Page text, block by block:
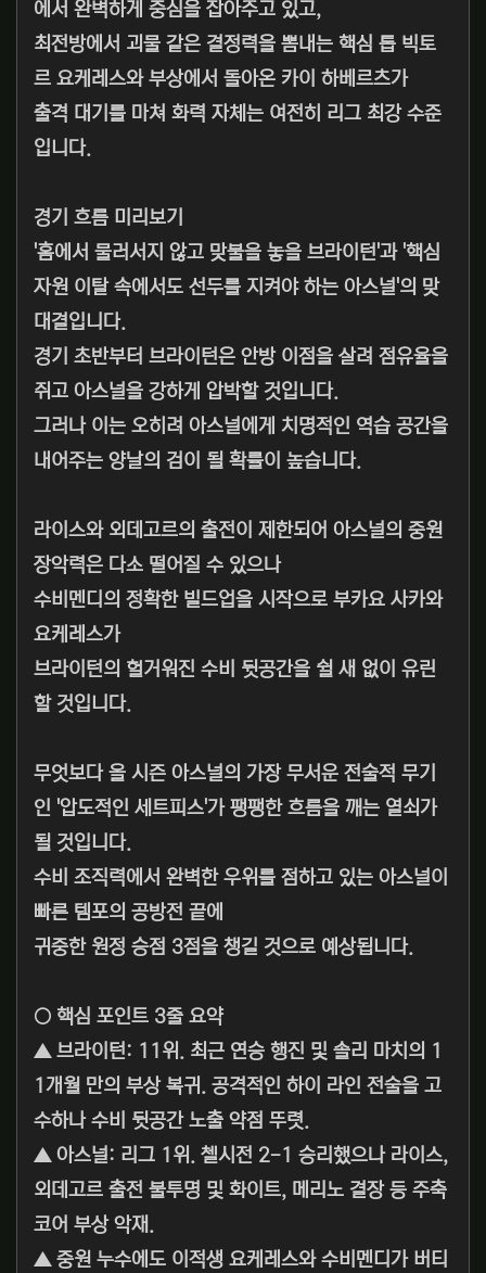
에서 완벽하게 중심을 잡아주고 있고,
최전방에서 괴물 같은 결정력을 뽐내는 핵심 톱 빅토
르 요케레스와 부상에서 돌아온 카이 하베르츠가
출격 대기를 마쳐 화력 자체는 여전히 리그 최강 수준
입니다.
경기 흐름 미리보기
'홈에서 물러서지 않고 맞불을 놓을 브라이턴'과 '핵심
자원 이탈 속에서도 선두를 지켜야 하는 아스널'의 맞
대결입니다.
경기 초반부터 브라이턴은 안방 이점을 살려 점유율을
쥐고 아스널을 강하게 압박할 것입니다.
그러나 이는 오히려 아스널에게 치명적인 역습 공간을
내어주는 양날의 검이 될 확률이 높습니다.
라이스와 외데고르의 출전이 제한되어 아스널의 중원
장악력은 다소 떨어질 수 있으나
수비멘디의 정확한 빌드업을 시작으로 부카요 사카와
요케레스가
브라이턴의 헐거워진 수비 뒷공간을 쉴 새 없이 유린
할 것입니다.
무엇보다 올 시즌 아스널의 가장 무서운 전술적 무기
인 '압도적인 세트피스'가 팽팽한 흐름을 깨는 열쇠가
될 것입니다.
수비 조직력에서 완벽한 우위를 점하고 있는 아스널이
빠른 템포의 공방전 끝에
귀중한 원정 승점 3점을 챙길 것으로 예상됩니다.
○ 핵심 포인트 3줄 요약
▲ 브라이턴: 11위. 최근 연승 행진 및 솔리 마치의 1
1개월 만의 부상 복귀. 공격적인 하이 라인 전술을 고
수하나 수비 뒷공간 노출 약점 뚜렷.
▲ 아스널: 리그 1위. 첼시전 2-1 승리했으나 라이스,
외데고르 출전 불투명 및 화이트, 메리노 결장 등 주축
코어 부상 악재.
▲ 중원 누수에도 이적생 요케레스와 수비멘디가 버티